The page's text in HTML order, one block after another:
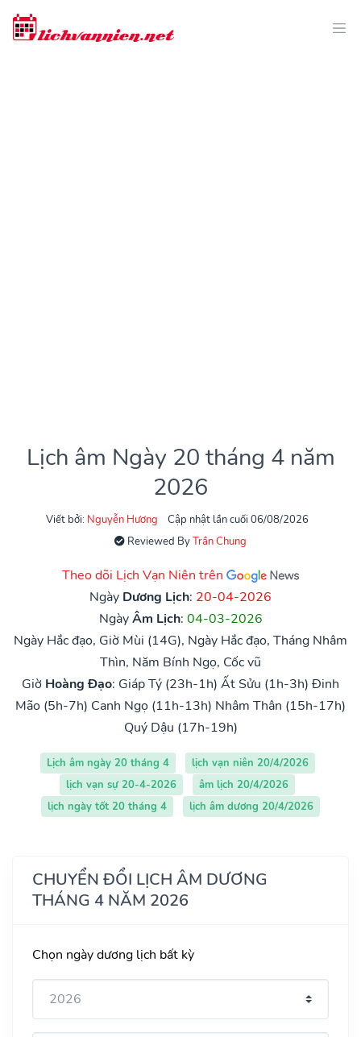
Lịch âm Ngày 20 tháng 4 năm
2026
Viết bởi: Nguyễn Hương
Cập nhật lần cuối 06/08/2026
Reviewed ByTrần Chung
Theo dõi Lịch Vạn Niên trên
Ngày Dương Lịch: 20-04-2026
NgàyÂm Lịch: 04-03-2026
Ngày Hắc đạo, Giờ Mùi (14G), Ngày Hắc đạo, Tháng Nhâm
Thìn, Năm Bính Ngọ, Cốc vũ
Giờ Hoàng Đạo: Giáp Tý (23h-1h) Ất Sửu (1h-3h) Đinh
Mão (5h-7h) Canh Ngọ (11h-13h) Nhâm Thân (15h-17h)
Quý Dậu (17h-19h)
Lịch âm ngày 20 tháng 4
lịch vạn niên 20/4/2026
lịch vạn sự 20-4-2026
âm lịch 20/4/2026
lịch ngày tốt 20 tháng 4
lịch âm dương 20/4/2026
CHUYỂN ĐỔI LỊCH ÂM DƯƠNG
THÁNG 4 NĂM 2026
Chọn ngày dương lịch bất kỳ